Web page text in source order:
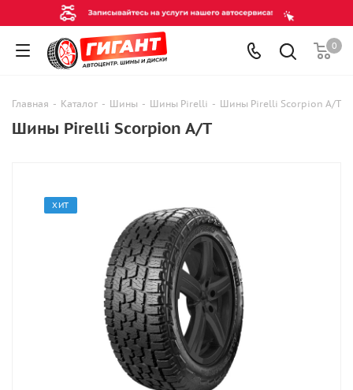
0
Главная - Каталог - Шины - Шины Pirelli - Шины Pirelli Scorpion A/T
Шины Pirelli Scorpion A/T
ХИТ